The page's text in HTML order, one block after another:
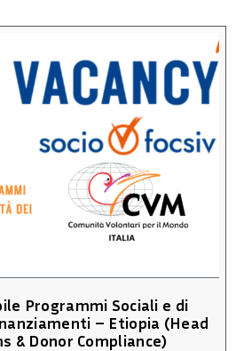
Programmi Sociali e di
– Etiopia (Head
& Donor Compliance)